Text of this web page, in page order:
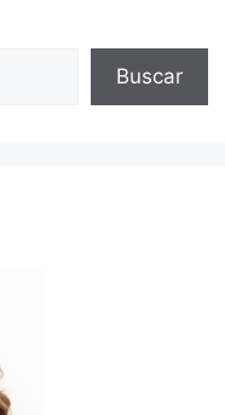
Buscar